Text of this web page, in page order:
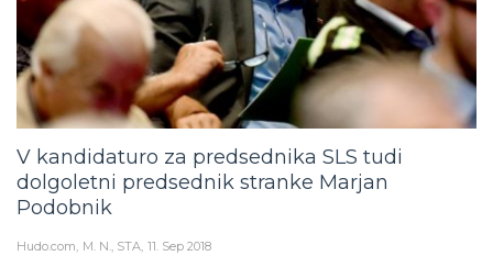
V kandidaturo za predsednika SLS tudi
dolgoletni predsednik stranke Marjan
Podobnik
Hudo.com M. N., STA 11. Sep 2018